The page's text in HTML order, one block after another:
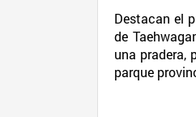
Destacan el
de
una pradera,
parque